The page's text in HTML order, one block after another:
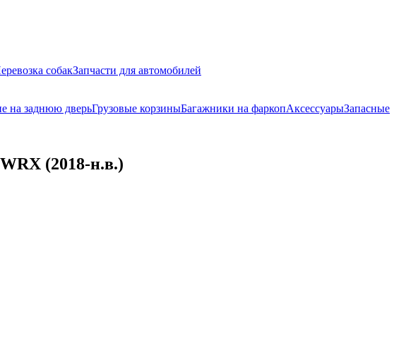
собакЗапчасти для автомобилей
на заднюю дверьГрузовые корзиныБагажники на фаркопАксессуарыЗапасные
(2018-н.в.)